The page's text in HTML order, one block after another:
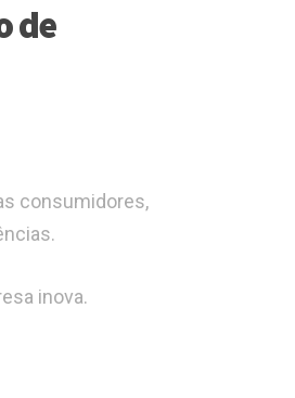
de
consumidores,
inova.